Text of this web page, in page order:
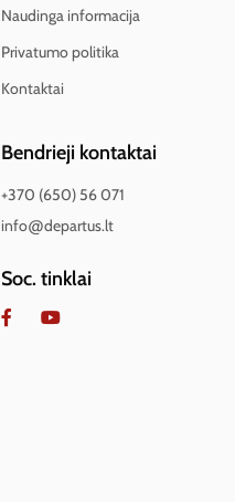
Naudinga informacija
Privatumo politika
Kontaktai
Bendrieji kontaktai
+370 (650) 56 071
info@departus.lt
Soc. tinklai